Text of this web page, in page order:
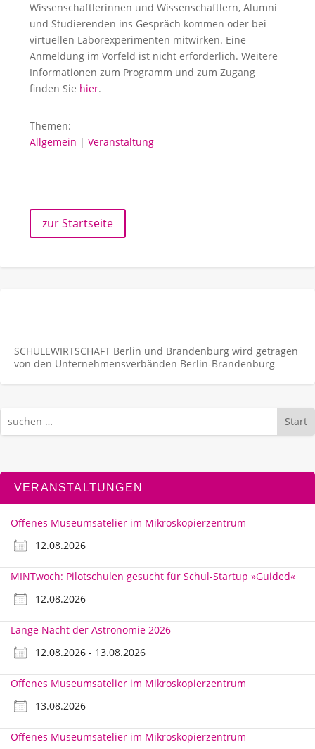
Wissenschaftlerinnen und Wissenschaftlern, Alumni
und Studierenden ins Gespräch kommen oder bei
virtuellen Laborexperimenten mitwirken. Eine
Anmeldung im Vorfeld ist nicht erforderlich. Weitere
Informationen zum Programm und zum Zugang
finden Sie hier.
Themen:
Allgemein | Veranstaltung
zur Startseite
SCHULEWIRTSCHAFT Berlin und Brandenburg wird getragen
von den Unternehmens­verbänden Berlin-Brandenburg
Start
VERANSTALTUNGEN
Offenes Museumsatelier im Mikroskopierzentrum
12.08.2026
MINTwoch: Pilotschulen gesucht für Schul-Startup »Guided«
12.08.2026
Lange Nacht der Astronomie 2026
12.08.2026 - 13.08.2026
Offenes Museumsatelier im Mikroskopierzentrum
13.08.2026
Offenes Museumsatelier im Mikroskopierzentrum